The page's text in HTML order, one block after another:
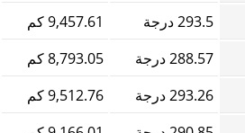
293.5 درجة
9,457.61 كم
288.57 درجة
8,793.05 كم
293.26 درجة
9,512.76 كم